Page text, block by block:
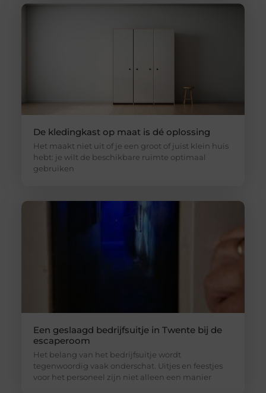
De kledingkast op maat is dé oplossing
Het maakt niet uit of je een groot of juist klein huis
hebt: je wilt de beschikbare ruimte optimaal
gebruiken
Een geslaagd bedrijfsuitje in Twente bij de
escaperoom
Het belang van het bedrijfsuitje wordt
tegenwoordig vaak onderschat. Uitjes en feestjes
voor het personeel zijn niet alleen een manier